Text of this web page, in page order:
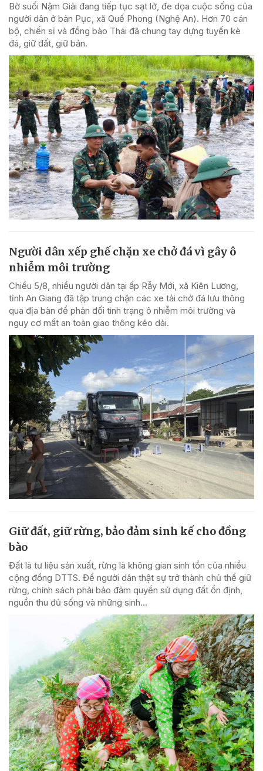
Bờ suối Nậm Giải đang tiếp tục sạt lở, đe dọa cuộc sống của
người dân ở bản Pục, xã Quế Phong (Nghệ An). Hơn 70 cán
bộ, chiến sĩ và đồng bào Thái đã chung tay dựng tuyến kè
đá, giữ đất, giữ bản.
Người dân xếp ghế chặn xe chở đá vì gây ô
nhiễm môi trường
Chiều 5/8, nhiều người dân tại ấp Rẫy Mới, xã Kiên Lương,
tỉnh An Giang đã tập trung chặn các xe tải chở đá lưu thông
qua địa bàn để phản đối tình trạng ô nhiễm môi trường và
nguy cơ mất an toàn giao thông kéo dài.
Giữ đất, giữ rừng, bảo đảm sinh kế cho đồng
bào
Đất là tư liệu sản xuất, rừng là không gian sinh tồn của nhiều
cộng đồng DTTS. Để người dân thật sự trở thành chủ thể giữ
rừng, chính sách phải bảo đảm quyền sử dụng đất ổn định,
nguồn thu đủ sống và những sinh...